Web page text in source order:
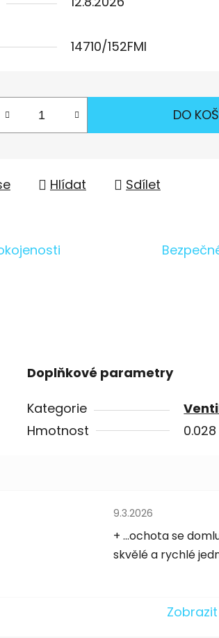
14710/152FMI
DO
Hlídat Sdílet
Doplňkové parametry
Kategorie
Hmotnost
5 z 5 hvězdiček.
Hodnocení
9.3.2026
+ ...ochota se
skvělé a rychlé